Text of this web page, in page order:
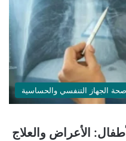
صحة الجهاز التنفسي والحساسية
الأعراض والعلاج